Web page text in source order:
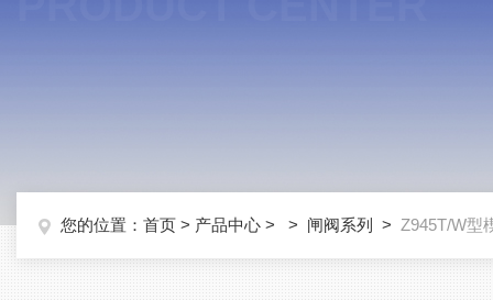
您的位置： 首页 > 产品中心 > > 闸阀系列 > Z945T/W型